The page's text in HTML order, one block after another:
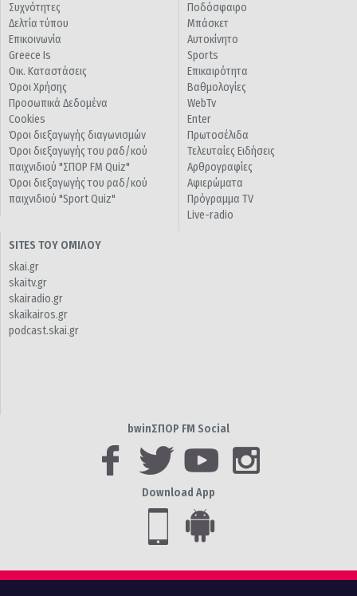
Συχνότητες
Δελτία τύπου
Επικοινωνία
Greece Is
Οικ. Καταστάσεις
Όροι Χρήσης
Προσωπικά Δεδομένα
Cookies
Όροι διεξαγωγής διαγωνισμών
Όροι διεξαγωγής του ραδ/κού
παιχνιδιού "ΣΠΟΡ FM Quiz"
Όροι διεξαγωγής του ραδ/κού
παιχνιδιού "Sport Quiz"
Ποδόσφαιρο
Μπάσκετ
Αυτοκίνητο
Sports
Επικαιρότητα
Βαθμολογίες
WebTv
Enter
Πρωτοσέλιδα
Τελευταίες Ειδήσεις
Αρθρογραφίες
Αφιερώματα
Πρόγραμμα TV
Live-radio
SITES ΤΟΥ ΟΜΙΛΟΥ
skai.gr
skaitv.gr
skairadio.gr
skaikairos.gr
podcast.skai.gr
bwinΣΠΟΡ FM Social
Download App